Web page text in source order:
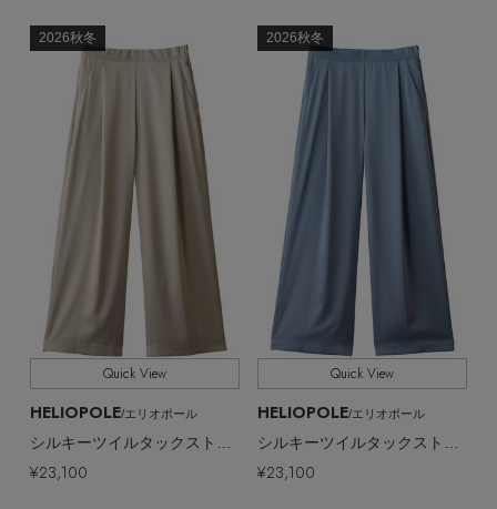
2026秋冬
Quick View
HELIOPOLE/エリオポール
¥23,100
2026秋冬
Quick View
HELIOPOLE/エリオポール
¥23,100